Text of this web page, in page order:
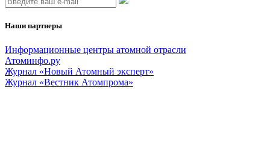
Наши партнеры
Информационные центры атомной отрасли
Атоминфо.ру
Журнал «Новый Атомный эксперт»
Журнал «Вестник Атомпрома»